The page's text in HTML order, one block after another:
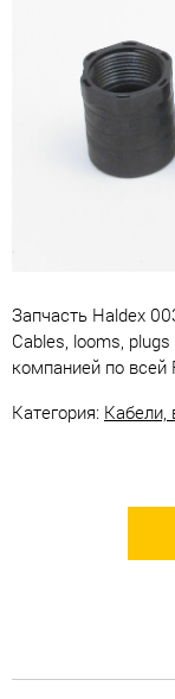
Запчасть Haldex
Cables, looms,
компанией по всей
Категория: Кабели,